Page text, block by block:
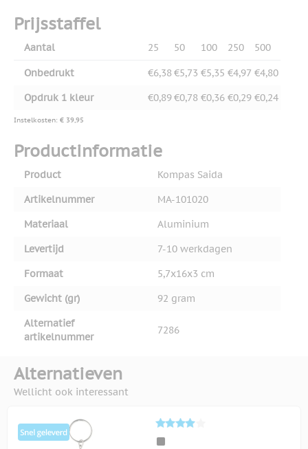
Prijsstaffel
Aantal 25 50 100 250 500
Onbedrukt €6,38 €5,73 €5,35 €4,97 €4,80
Opdruk 1 kleur
€0,89€0,78 €0,36 €0,29 €0,24
Instelkosten: € 39,95
Productinformatie
Product
Kompas Saida
Artikelnummer
MA-101020
Materiaal
Aluminium
Levertijd
7-10 werkdagen
Formaat
5,7x16x3 cm
Gewicht (gr)
92 gram
Alternatief
artikelnummer
7286
Alternatieven
Wellicht ook interessant